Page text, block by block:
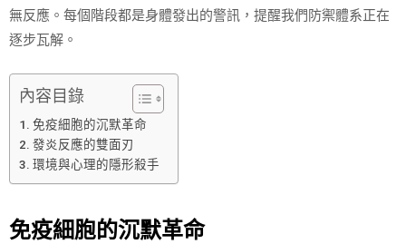
無反應。每個階段都是身體發出的警訊，提醒我們防禦體系正在
逐步瓦解。
內容目錄
免疫細胞的沉默革命
發炎反應的雙面刃
環境與心理的隱形殺手
免疫細胞的沉默革命